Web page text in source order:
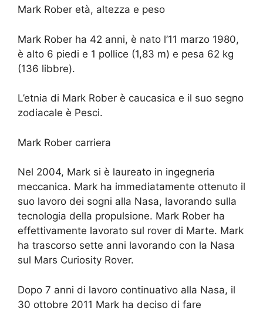
Mark Rober età, altezza e peso
Mark Rober ha 42 anni, è nato l’11 marzo 1980,
è alto 6 piedi e 1 pollice (1,83 m) e pesa 62 kg
(136 libbre).
L’etnia di Mark Rober è caucasica e il suo segno
zodiacale è Pesci.
Mark Rober carriera
Nel 2004, Mark si è laureato in ingegneria
meccanica. Mark ha immediatamente ottenuto il
suo lavoro dei sogni alla Nasa, lavorando sulla
tecnologia della propulsione. Mark Rober ha
effettivamente lavorato sul rover di Marte. Mark
ha trascorso sette anni lavorando con la Nasa
sul Mars Curiosity Rover.
Dopo 7 anni di lavoro continuativo alla Nasa, il
30 ottobre 2011 Mark ha deciso di fare